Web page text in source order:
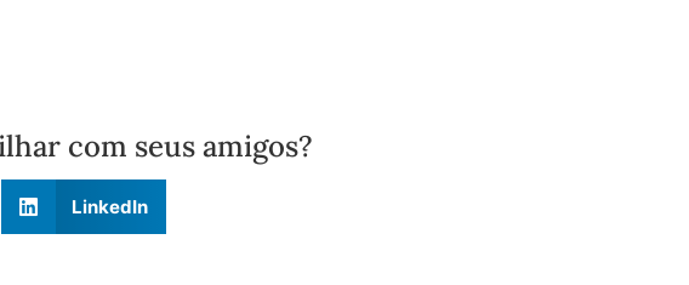
com seus amigos?
LinkedIn